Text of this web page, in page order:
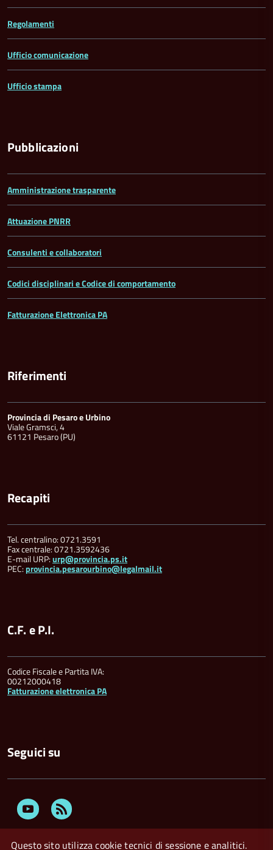
Questo sito utilizza cookie tecnici di sessione e analitici.
Regolamenti
Ufficio comunicazione
Ufficio stampa
Pubblicazioni
Amministrazione trasparente
Attuazione PNRR
Consulenti e collaboratori
Codici disciplinari e Codice di comportamento
Fatturazione Elettronica PA
Riferimenti
Provincia di Pesaro e Urbino
Viale Gramsci, 4
61121 Pesaro (PU)
Recapiti
Tel. centralino: 0721.3591
Fax centrale: 0721.3592436
E-mail URP:urp@provincia.ps.it
PEC:provincia.pesarourbino@legalmail.it
C.F. e P.I.
Codice Fiscale e Partita IVA:
00212000418
Fatturazione elettronica PA
Seguici su
Youtube